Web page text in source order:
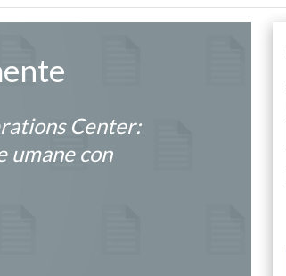
Center:
umane con